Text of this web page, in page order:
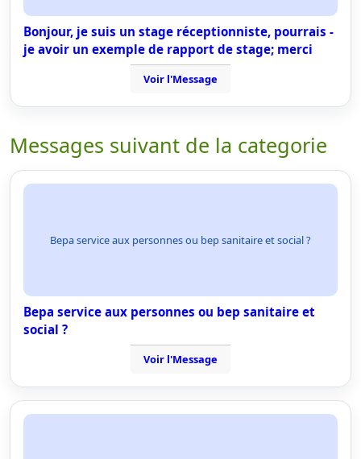
Bonjour, je suis un stage réceptionniste, pourrais -
je avoir un exemple de rapport de stage; merci
Voir l'Message
Messages suivant de la categorie
Bepa service aux personnes ou bep sanitaire et social ?
Bepa service aux personnes ou bep sanitaire et
social ?
Voir l'Message